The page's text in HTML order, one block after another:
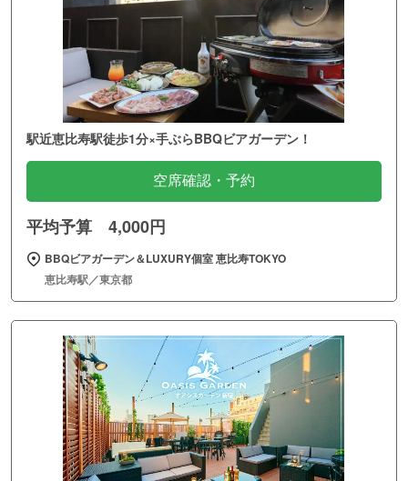
駅近恵比寿駅徒歩1分×手ぶらBBQビアガーデン！
空席確認・予約
平均予算 4,000円
BBQビアガーデン＆LUXURY個室 恵比寿TOKYO
恵比寿駅／東京都